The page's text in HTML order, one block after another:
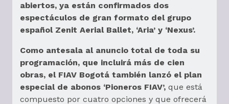
abiertos, ya están confirmados dos
espectáculos de gran formato del grupo
español Zenit Aerial Ballet, ‘Aria’ y ‘Nexus’.
Como antesala al anuncio total de toda su
programación, que incluirá más de cien
obras, el FIAV Bogotá también lanzó el plan
especial de abonos ‘Pioneros FIAV’, que está
compuesto por cuatro opciones y que ofrecerá